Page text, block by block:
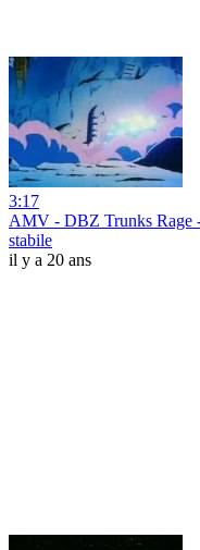
3:17
AMV - DBZ Trunks Rage
stabile
il y a 20 ans